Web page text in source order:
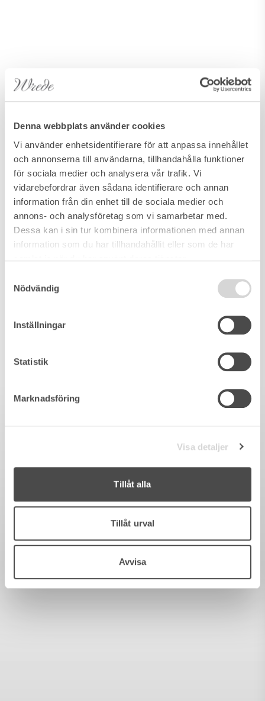
Denna webbplats använder cookies
Vi använder enhetsidentifierare för att anpassa innehållet
och annonserna till användarna, tillhandahålla funktioner
för sociala medier och analysera vår trafik. Vi
vidarebefordrar även sådana identifierare och annan
information från din enhet till de sociala medier och
annons- och analysföretag som vi samarbetar med.
Dessa kan i sin tur kombinera informationen med annan
information som du har tillhandahållit eller som de har
Nödvändig
Inställningar
Statistik
Marknadsföring
Visa detaljer
Tillåt alla
Tillåt urval
Avvisa